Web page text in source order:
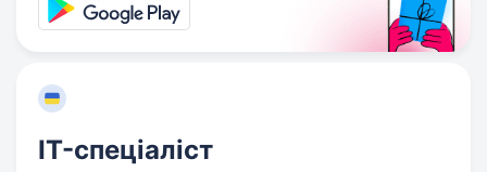
IT-спеціаліст